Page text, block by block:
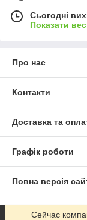
Сьогодні
Показати
Про нас
Контакти
Доставка та
Графік роботи
Повна версія
Сайт створено
Сейчас